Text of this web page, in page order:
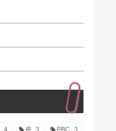
4 癌 3 PBC 3